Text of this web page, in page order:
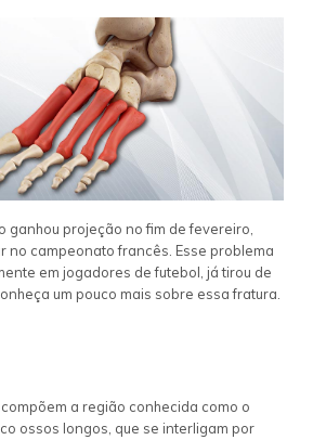
ganhou projeção no fim de fevereiro,
no campeonato francês. Esse problema
em jogadores de futebol, já tirou de
um pouco mais sobre essa fratura.
a região conhecida como o
ossos longos, que se interligam por